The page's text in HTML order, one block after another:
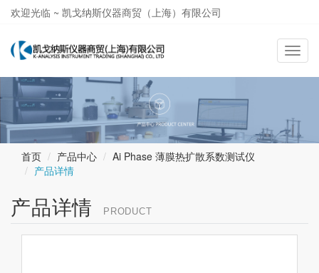
欢迎光临 ~ 凯戈纳斯仪器商贸（上海）有限公司
导
航
切
首页 产品中心
Ai Phase 薄膜热扩散系数测试仪
产品详情
产品详情 PRODUCT